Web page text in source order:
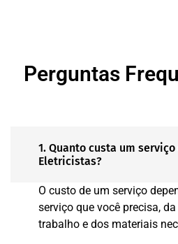
Perguntas
1. Quanto custa um
Eletricistas?
O custo de um serviço
serviço que você precisa,
trabalho e dos materiais